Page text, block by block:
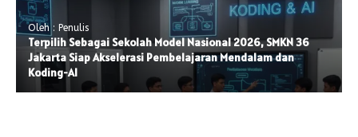
Oleh : Penulis
Terpilih Sebagai Sekolah Model Nasional 2026, SMKN 36
Jakarta Siap Akselerasi Pembelajaran Mendalam dan
Koding-AI